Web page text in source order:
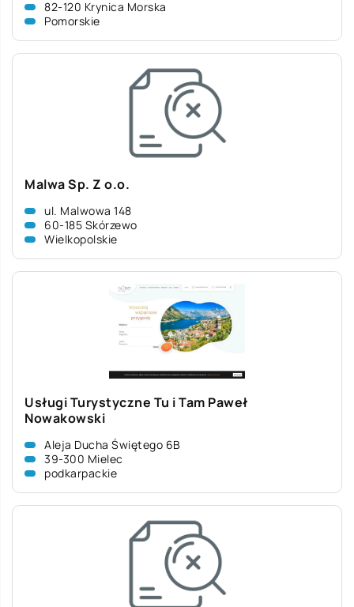
82-120 Krynica Morska
Pomorskie
Malwa Sp. Z o.o.
ul. Malwowa 148
60-185 Skórzewo
Wielkopolskie
Usługi Turystyczne Tu i Tam Paweł
Nowakowski
Aleja Ducha Świętego 6B
39-300 Mielec
podkarpackie